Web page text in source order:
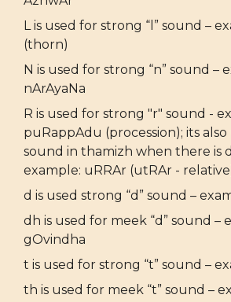
L is used for strong “l” sound –
(thorn)
N is used for strong “n” sound –
nArAyaNa
R is used for strong "r" sound -
puRappAdu (procession); its
sound in thamizh when there is
example: uRRAr (utRAr -
d is used strong “d” sound –
dh is used for meek “d” sound –
gOvindha
t is used for strong “t” sound –
th is used for meek “t” sound –